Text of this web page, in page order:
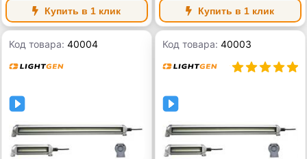
Купить в 1 клик Купить в 1 клик
Код товара:40004 Код товара:40003